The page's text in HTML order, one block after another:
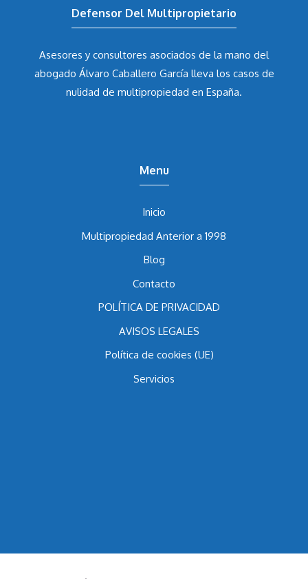
Asesores y consultores asociados de la mano del
abogado Álvaro Caballero Garcíalleva los casos de
Inicio
Multipropiedad Anterior a 1998
Blog
Contacto
POLÍTICA DE PRIVACIDAD
AVISOS LEGALES
Política de cookies (UE)